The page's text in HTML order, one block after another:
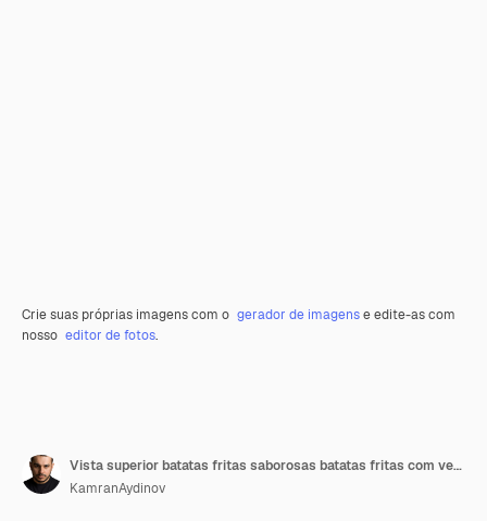
Crie suas próprias imagens com o gerador de imagense edite-as com
nosso editor de fotos.
Vista superior batatas fritas saborosas batatas fritas com verduras e temperos na superfície escura
KamranAydinov